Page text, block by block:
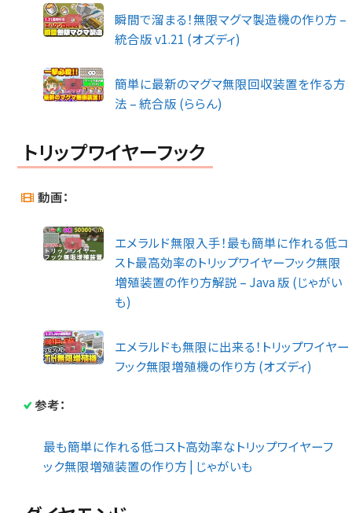
瞬間で溜まる！無限マグマ製造機の作り方 –
統合版 v1.21 (オズディ)
簡単に最新のマグマ無限回収装置を作る方
法 – 統合版 (ららん)
トリップワイヤーフック
動画：
エメラルド無限入手！最も簡単に作れる低コ
スト最高効率のトリップワイヤーフック無限
増殖装置の作り方解説 – Java 版 (じゃがい
も)
エメラルドも無限に出来る！トリップワイヤー
フック無限増殖機の作り方 (オズディ)
参考：
最も簡単に作れる低コスト高効率なトリップワイヤーフ
ック無限増殖装置の作り方 | じゃがいも